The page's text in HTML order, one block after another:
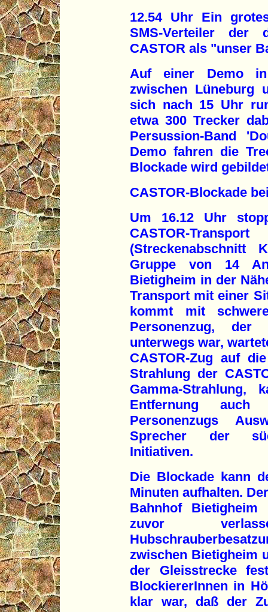
12.54 Uhr Ein
SMS-Verteiler der
CASTOR als "unser
Auf einer Demo
zwischen Lüneburg
sich nach 15 Uhr
etwa 300 Trecker
Persussion-Band
Demo fahren die
Blockade wird
CASTOR-Blockade
Um 16.12 Uhr
CASTOR-
(Streckenabschnitt
Gruppe von 14
Bietigheim in der
Transport mit einer
kommt mit
Personenzug,
unterwegs war,
CASTOR-Zug auf
Strahlung der
Gamma-
Entfernung
Personenzugs
Sprecher der
Initiativen.
Die Blockade kann
Minuten aufhalten.
Bahnhof
zuvor
zwischen Bietigheim
der Gleisstrecke
BlockiererInnen in
klar war, daß der